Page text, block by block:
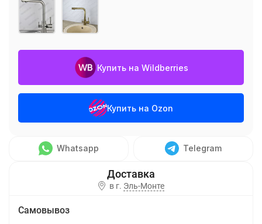
Купить на Wildberries
Купить на Ozon
Whatsapp Telegram
в г. Эль-Монте
Самовывоз